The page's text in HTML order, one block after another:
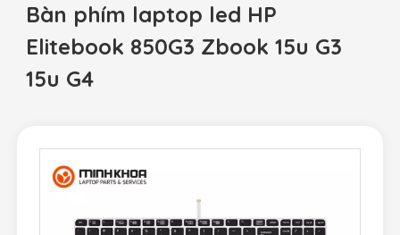
Bàn phím laptop led HP
Elitebook 850G3 Zbook 15u G3
15u G4